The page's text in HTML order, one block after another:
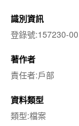
識別資訊
登錄號:157230-
著作者
責任者:戶部
資料類型
類型:檔案